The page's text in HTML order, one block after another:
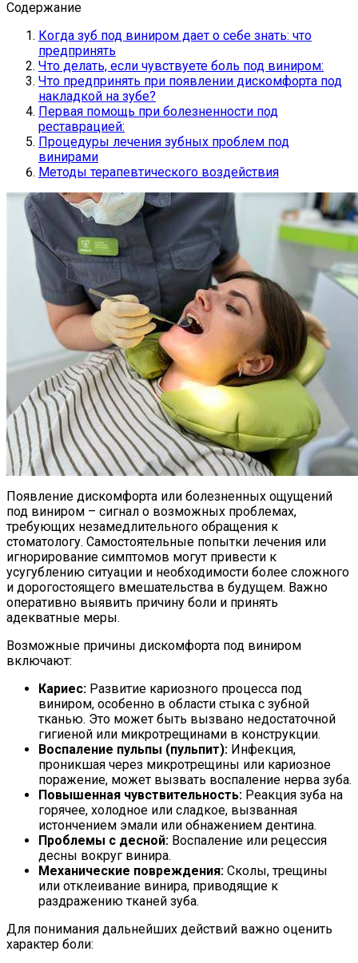
Содержание
Когда зуб под виниром дает о себе знать: что
предпринять
Что делать, если чувствуете боль под виниром:
Что предпринять при появлении дискомфорта под
накладкой на зубе?
Первая помощь при болезненности под
реставрацией:
Процедуры лечения зубных проблем под
винирами
Методы терапевтического воздействия
Появление дискомфорта или болезненных ощущений
под виниром – сигнал о возможных проблемах,
требующих незамедлительного обращения к
стоматологу. Самостоятельные попытки лечения или
игнорирование симптомов могут привести к
усугублению ситуации и необходимости более сложного
и дорогостоящего вмешательства в будущем. Важно
оперативно выявить причину боли и принять
адекватные меры.
Возможные причины дискомфорта под виниром
включают:
Кариес: Развитие кариозного процесса под
виниром, особенно в области стыка с зубной
тканью. Это может быть вызвано недостаточной
гигиеной или микротрещинами в конструкции.
Воспаление пульпы (пульпит): Инфекция,
проникшая через микротрещины или кариозное
поражение, может вызвать воспаление нерва зуба.
Повышенная чувствительность: Реакция зуба на
горячее, холодное или сладкое, вызванная
истончением эмали или обнажением дентина.
Проблемы с десной: Воспаление или рецессия
десны вокруг винира.
Механические повреждения: Сколы, трещины
или отклеивание винира, приводящие к
раздражению тканей зуба.
Для понимания дальнейших действий важно оценить
характер боли: